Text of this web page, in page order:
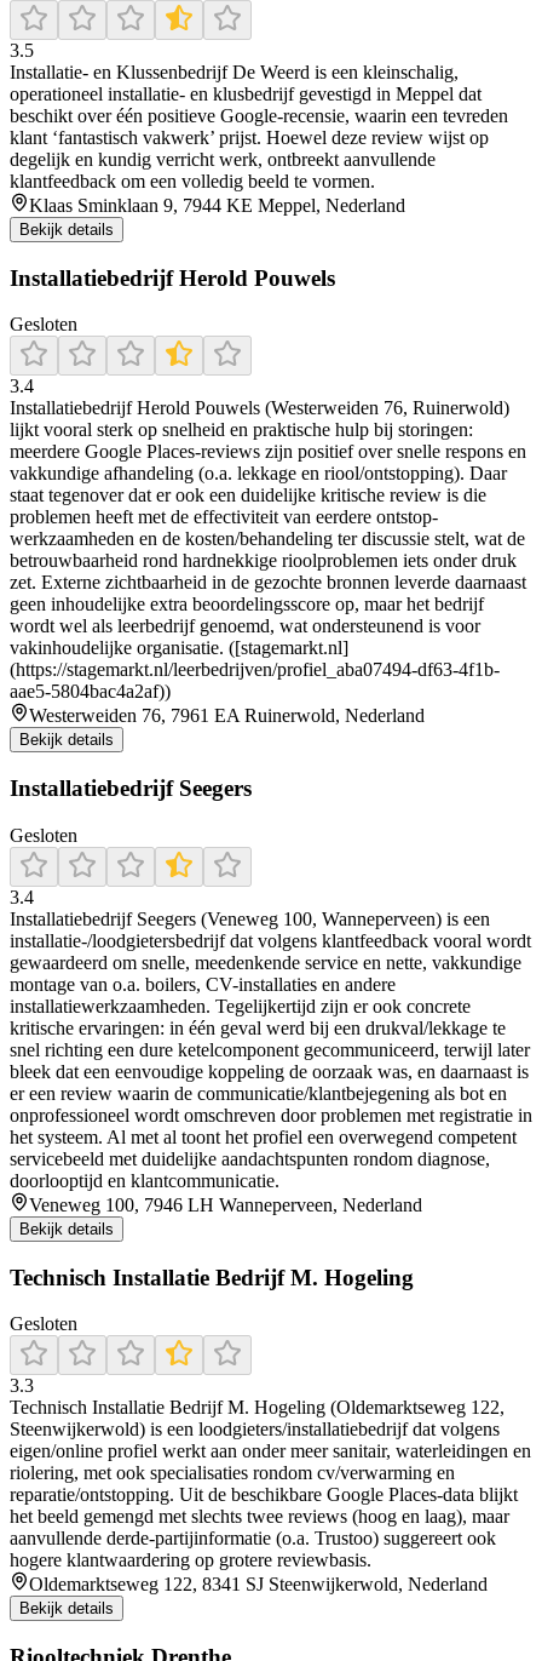
3.5
Installatie‑ en Klussenbedrijf De Weerd is een kleinschalig,
operationeel installatie‑ en klusbedrijf gevestigd in Meppel dat
beschikt over één positieve Google-recensie, waarin een tevreden
klant ‘fantastisch vakwerk’ prijst. Hoewel deze review wijst op
degelijk en kundig verricht werk, ontbreekt aanvullende
klantfeedback om een volledig beeld te vormen.
Klaas Sminklaan 9, 7944 KE Meppel, Nederland
Bekijk details
Installatiebedrijf Herold Pouwels
Gesloten
3.4
Installatiebedrijf Herold Pouwels (Westerweiden 76, Ruinerwold)
lijkt vooral sterk op snelheid en praktische hulp bij storingen:
meerdere Google Places-reviews zijn positief over snelle respons en
vakkundige afhandeling (o.a. lekkage en riool/ontstopping). Daar
staat tegenover dat er ook een duidelijke kritische review is die
problemen heeft met de effectiviteit van eerdere ontstop-
werkzaamheden en de kosten/behandeling ter discussie stelt, wat de
betrouwbaarheid rond hardnekkige rioolproblemen iets onder druk
zet. Externe zichtbaarheid in de gezochte bronnen leverde daarnaast
geen inhoudelijke extra beoordelingsscore op, maar het bedrijf
wordt wel als leerbedrijf genoemd, wat ondersteunend is voor
vakinhoudelijke organisatie. ([stagemarkt.nl]
(https://stagemarkt.nl/leerbedrijven/profiel_aba07494-df63-4f1b-
aae5-5804bac4a2af))
Westerweiden 76, 7961 EA Ruinerwold, Nederland
Bekijk details
Installatiebedrijf Seegers
Gesloten
3.4
Installatiebedrijf Seegers (Veneweg 100, Wanneperveen) is een
installatie-/loodgietersbedrijf dat volgens klantfeedback vooral wordt
gewaardeerd om snelle, meedenkende service en nette, vakkundige
montage van o.a. boilers, CV-installaties en andere
installatiewerkzaamheden. Tegelijkertijd zijn er ook concrete
kritische ervaringen: in één geval werd bij een drukval/lekkage te
snel richting een dure ketelcomponent gecommuniceerd, terwijl later
bleek dat een eenvoudige koppeling de oorzaak was, en daarnaast is
er een review waarin de communicatie/klantbejegening als bot en
onprofessioneel wordt omschreven door problemen met registratie in
het systeem. Al met al toont het profiel een overwegend competent
servicebeeld met duidelijke aandachtspunten rondom diagnose,
doorlooptijd en klantcommunicatie.
Veneweg 100, 7946 LH Wanneperveen, Nederland
Bekijk details
Technisch Installatie Bedrijf M. Hogeling
Gesloten
3.3
Technisch Installatie Bedrijf M. Hogeling (Oldemarktseweg 122,
Steenwijkerwold) is een loodgieters/installatiebedrijf dat volgens
eigen/online profiel werkt aan onder meer sanitair, waterleidingen en
riolering, met ook specialisaties rondom cv/verwarming en
reparatie/ontstopping. Uit de beschikbare Google Places-data blijkt
het beeld gemengd met slechts twee reviews (hoog en laag), maar
aanvullende derde-partijinformatie (o.a. Trustoo) suggereert ook
hogere klantwaardering op grotere reviewbasis.
Oldemarktseweg 122, 8341 SJ Steenwijkerwold, Nederland
Bekijk details